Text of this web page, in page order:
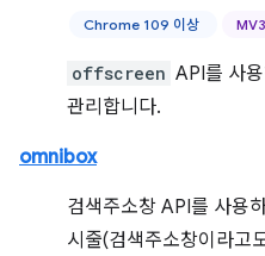
Chrome 109 이상
offscreen API를 사
관리합니다.
omnibox
검색주소창 API를 사용
시줄(검색주소창이라고